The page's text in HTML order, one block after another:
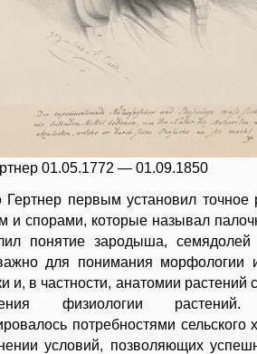
01.05.1772 — 01.09.1850
первым установил
и спорами, которые называл
понятие зародыша,
для понимания морфологии
и, в частности, анатомии
физиологии
потребностями сельского
условий, позволяющих